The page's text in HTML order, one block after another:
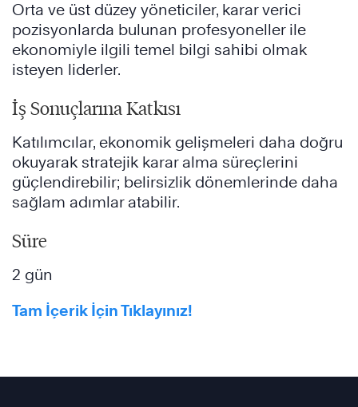
Orta ve üst düzey yöneticiler, karar verici
pozisyonlarda bulunan profesyoneller ile
ekonomiyle ilgili temel bilgi sahibi olmak
isteyen liderler.
İş Sonuçlarına Katkısı
Katılımcılar, ekonomik gelişmeleri daha doğru
okuyarak stratejik karar alma süreçlerini
güçlendirebilir; belirsizlik dönemlerinde daha
sağlam adımlar atabilir.
Süre
2 gün
Tam İçerik İçin Tıklayınız!